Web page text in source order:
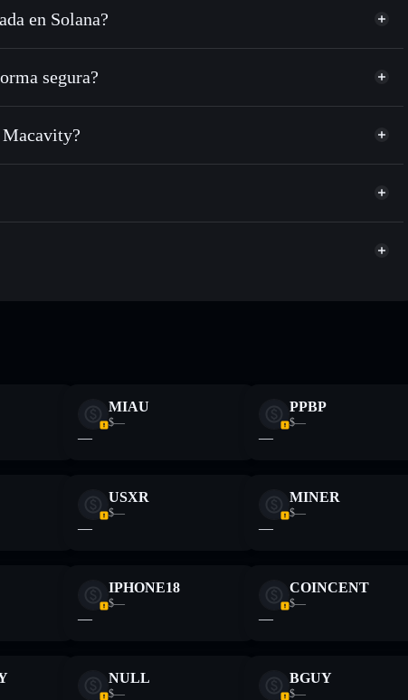
SOL, USDC o miles de otros tokens de Solana con enrutamiento
MPAW a lo largo del tiempo
vincular públicamente las carteras usando el agregador de
una cartera sin custodia donde tú controla tus claves privadas
en Solana?
segura?
cartera sin custodia Solflare
cartera Solflare
únicamente fines educativos y no constituye asesoramiento
por rugcheck.xyz.
MIAU
$—
—
PPBP
$—
—
USXR
$—
—
MINER
$—
—
IPHONE18
$—
—
COINCENT
$—
—
NULL
$—
BGUY
$—